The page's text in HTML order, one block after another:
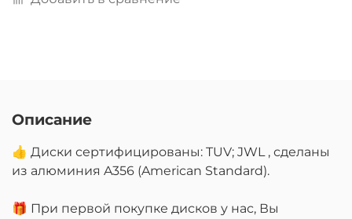
Описание
👍 Диски сертифицированы: TUV; JWL , сделаны
из алюминия A356 (American Standard).
🎁 При первой покупке дисков у нас, Вы